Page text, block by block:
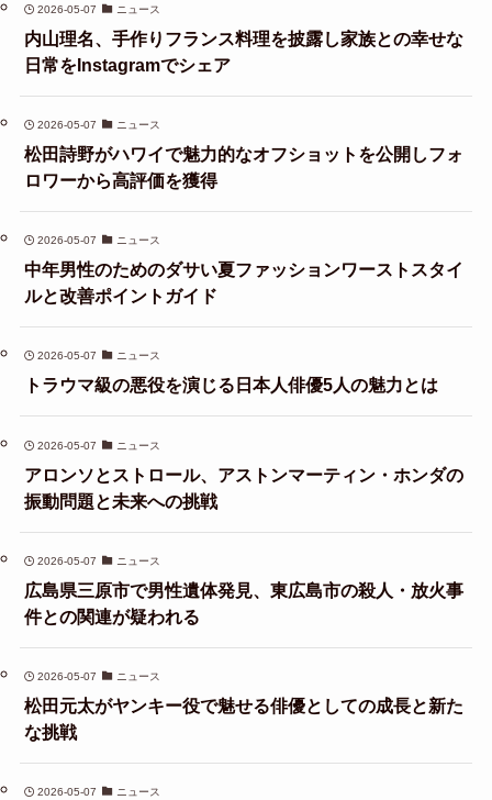
2026-05-07 ニュース
内山理名、手作りフランス料理を披露し家族との幸せな
日常をInstagramでシェア
2026-05-07 ニュース
松田詩野がハワイで魅力的なオフショットを公開しフォ
ロワーから高評価を獲得
2026-05-07 ニュース
中年男性のためのダサい夏ファッションワーストスタイ
ルと改善ポイントガイド
2026-05-07 ニュース
トラウマ級の悪役を演じる日本人俳優5人の魅力とは
2026-05-07 ニュース
アロンソとストロール、アストンマーティン・ホンダの
振動問題と未来への挑戦
2026-05-07 ニュース
広島県三原市で男性遺体発見、東広島市の殺人・放火事
件との関連が疑われる
2026-05-07 ニュース
松田元太がヤンキー役で魅せる俳優としての成長と新た
な挑戦
2026-05-07 ニュース